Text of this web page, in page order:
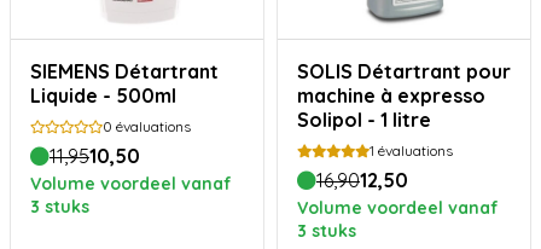
SIEMENS Détartrant
Liquide - 500ml
0 évaluations
11,9510,50
Volume voordeel vanaf
3 stuks
SOLIS Détartrant pour
machine à expresso
Solipol - 1 litre
1 évaluations
16,9012,50
Volume voordeel vanaf
3 stuks